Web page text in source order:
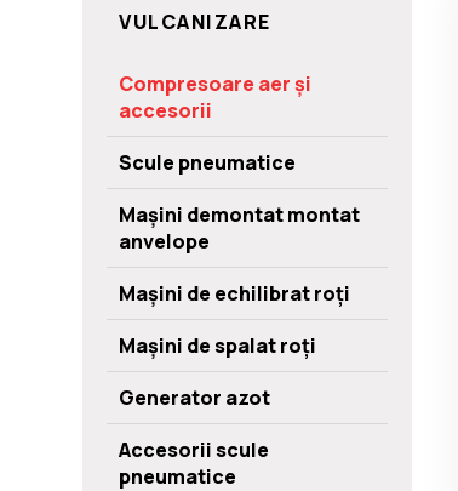
VULCANIZARE
Compresoare aer și
accesorii
Scule pneumatice
Mașini demontat montat
anvelope
Mașini de echilibrat roți
Mașini de spalat roți
Generator azot
Accesorii scule
pneumatice